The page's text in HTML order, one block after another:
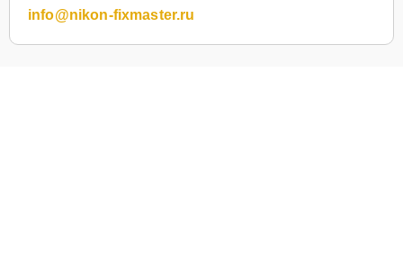
info@nikon-fixmaster.ru